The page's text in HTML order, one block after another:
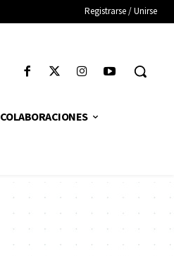
Registrarse / Unirse
COLABORACIONES